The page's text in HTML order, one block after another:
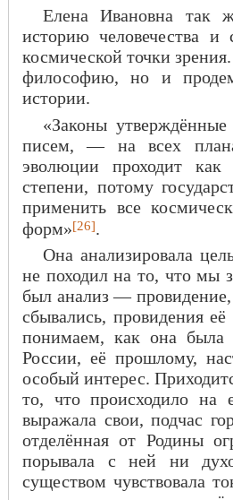
Елена Ивановна так
историю человечества и
космической точки
философию, но и
истории.
«Законы
писем, — на всех
эволюции проходит
степени, потому
применить все
форм»[26].
Она анализировала
не походил на то, что мы
был анализ —
сбывались, провидения
понимаем, как она была
России, её прошлому,
особый интерес.
то, что происходило на
выражала свои, подчас
отделённая от Родины
порывала с ней ни
существом чувствовала